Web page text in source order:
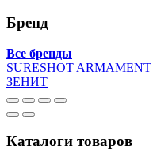
Бренд
Все бренды
SURESHOT
ЗЕНИТ
Каталоги товаров